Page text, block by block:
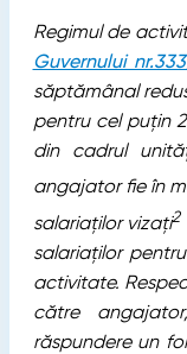
Regimul de
Guvernului
săptămânal
pentru cel puțin
din cadrul
angajator fie în
salariaților vizați2
salariaților
activitate.
către
răspundere un